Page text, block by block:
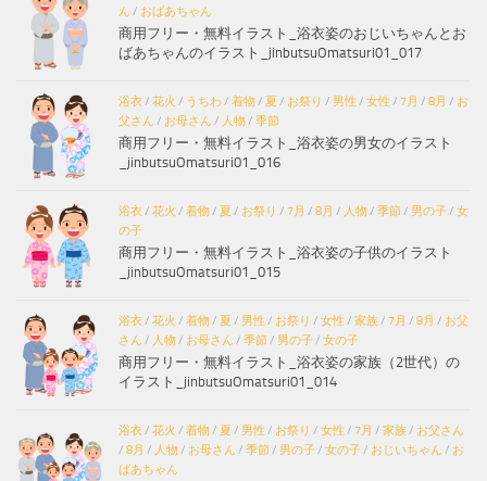
ん / おばあちゃん
商用フリー・無料イラスト_浴衣姿のおじいちゃんとお
ばあちゃんのイラスト_jinbutsuOmatsuri01_017
浴衣/ 花火 / うちわ/ 着物/ 夏 / お祭り / 男性 / 女性 / 7月 / 8月 / お
父さん / お母さん / 人物/ 季節
商用フリー・無料イラスト_浴衣姿の男女のイラスト
_jinbutsuOmatsuri01_016
浴衣/ 花火 / 着物/ 夏 / お祭り / 7月 / 8月 / 人物/ 季節/ 男の子/ 女
の子
商用フリー・無料イラスト_浴衣姿の子供のイラスト
_jinbutsuOmatsuri01_015
浴衣/ 花火 / 着物/ 夏 / 男性 / お祭り / 女性 / 家族/ 7月 / 8月 / お父
さん / 人物/ お母さん / 季節/ 男の子/ 女の子
商用フリー・無料イラスト_浴衣姿の家族（2世代）の
イラスト_jinbutsuOmatsuri01_014
浴衣/ 花火 / 着物/ 夏 / 男性 / お祭り / 女性 / 7月 / 家族/ お父さん
/ 8月 / 人物/ お母さん / 季節/ 男の子/ 女の子/ おじいちゃん / お
ばあちゃん